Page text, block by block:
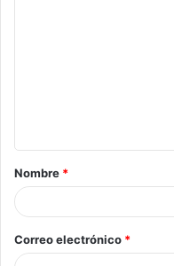
Nombre *
Correo electrónico *